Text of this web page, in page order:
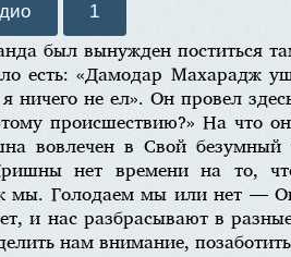
1
был вынужден поститься
есть: «Дамодар Махарадж
я ничего не ел». Он провел
происшествию?» На что
вовлечен в Свой
нет времени на то,
мы. Голодаем мы или нет —
и нас разбрасывают в
нам внимание,